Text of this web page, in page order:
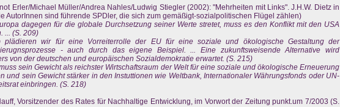
Erler/Michael Müller/Andrea Nahles/Ludwig Stiegler (2002): "Mehrheiten mit Links". J.H.W. Dietz in
AutorInnen sind führende SPDler, die sich zum gemäßigt-sozialpolitischen Flügel zählen)
dagegen für die globale Durchsetzung seiner Werte stretet, muss es den Konflikt mit den USA
... (S. 209)
plädieren wir für eine Vorreiterrolle der EU für eine soziale und ökologische Gestaltung der
- auch durch das eigene Beispiel. ... Eine zukunftsweisende Alternative wird
von der deutschen und europäischen Sozialdemokratie erwartet. (S. 215)
sein Gewicht als reichster Wirtschaftsraum der Welt für eine soziale und ökologische Erneuerung
und sein Gewicht stärker in den Instuttionen wie Weltbank, Internationaler Währungsfonds oder UN-
einbringen. (S. 218)
Vorsitzender des Rates für Nachhaltige Entwicklung, im Vorwort der Zeitung punkt.um 7/2003 (S.